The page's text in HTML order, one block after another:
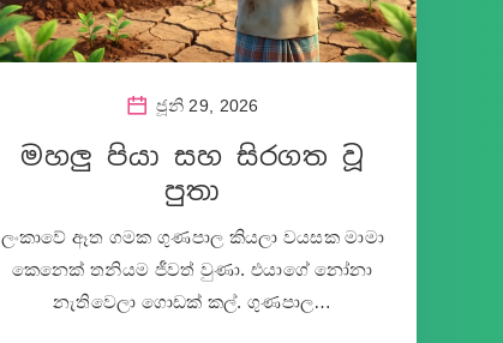
ජූනි 29, 2026
මහලු පියා සහ සිරගත වූ
පුතා
ලංකාවේ ඈත ගමක ගුණපාල කියලා වයසක මාමා
කෙනෙක් තනියම ජීවත් වුණා. එයාගේ නෝනා
නැතිවෙලා ගොඩක් කල්. ගුණපාල…